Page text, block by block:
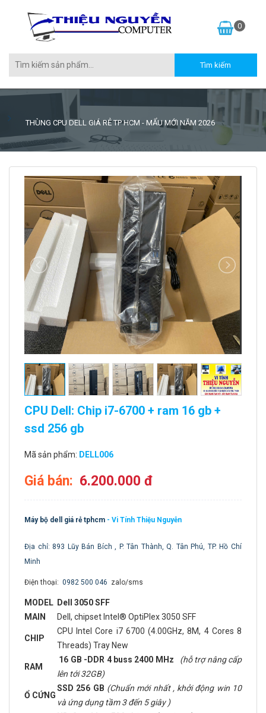
0
THÙNG CPU DELL GIÁ RẺ TP HCM - MẨU MỚI NĂM 2026
CPU Dell: Chip i7-6700 + ram 16 gb +
ssd 256 gb
Mã sản phẩm: DELL006
Giá bán: 6.200.000 đ
Máy bộ dell giá rẻ tphcm - Vi Tính Thiệu Nguyễn
Địa chỉ: 893 Lũy Bán Bích , P. Tân Thành, Q. Tân Phú, TP. Hồ Chí
Minh
Điện thoại: 0982 500 046 zalo/sms
MODEL Dell 3050 SFF
MAIN
Dell, chipset Intel® OptiPlex 3050 SFF
CHIP
CPU Intel Core i7 6700 (4.00GHz, 8M, 4 Cores 8
Threads) Tray New
RAM
16 GB -DDR 4 buss 2400 MHz (hỗ trợ nâng cấp
lên tới 32GB)
Ổ CỨNG
SSD 256 GB (Chuẩn mới nhất , khởi động win 10
và ứng dụng tầm 3 đến 5 giây )